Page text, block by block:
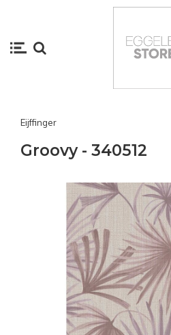
Eijffinger
Groovy - 340512